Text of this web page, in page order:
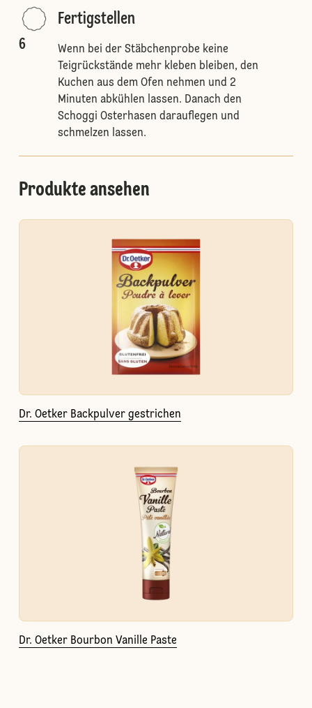
6
Fertigstellen
Wenn bei der Stäbchenprobe keine
Teigrückstände mehr kleben bleiben, den
Kuchen aus dem Ofen nehmen und 2
Minuten abkühlen lassen. Danach den
Schoggi Osterhasen darauflegen und
schmelzen lassen.
Produkte ansehen
Dr. Oetker Backpulver gestrichen
Dr. Oetker Bourbon Vanille Paste